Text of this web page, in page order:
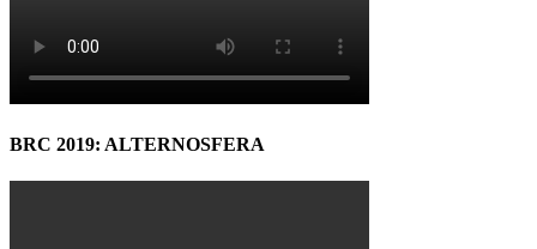
BRC 2019: ALTERNOSFERA